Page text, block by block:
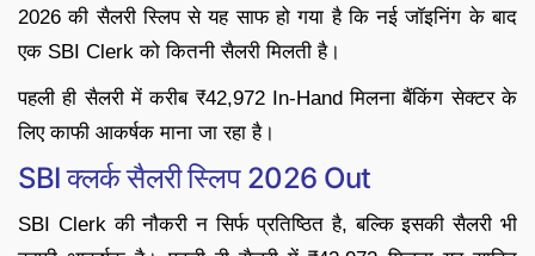
2026 की सैलरी स्लिप से यह साफ हो गया है कि नई जॉइनिंग के बाद
एक SBI Clerk को कितनी सैलरी मिलती है।
पहली ही सैलरी में करीब ₹42,972 In-Hand मिलना बैंकिंग सेक्टर के
लिए काफी आकर्षक माना जा रहा है।
SBI क्लर्क सैलरी स्लिप 2026 Out
SBI Clerk की नौकरी न सिर्फ प्रतिष्ठित है, बल्कि इसकी सैलरी भी